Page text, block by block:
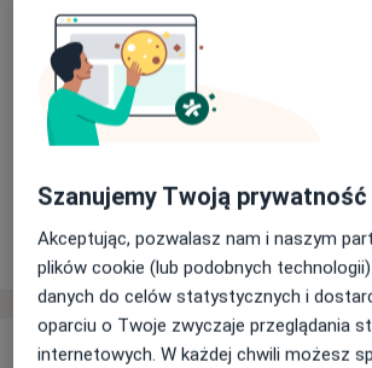
Szanujemy Twoją prywatność
Akceptując, pozwalasz nam i naszym
plików cookie (lub podobnych
danych do celów statystycznych i
oparciu o Twoje zwyczaje przeglądania
internetowych. W każdej chwili możesz